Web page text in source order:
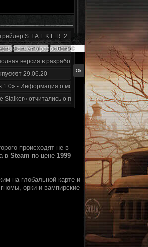
S.T.A.L.K.E.R. 2
отчет о разработке!
версия в разработке!
от 29.06.20
1.0» - Информация о моде за июнь 2020
Stalker» отчитались о проделанной работе
происходят не в
в Steam по цене 1999
на глобальной карте и
орки и вампирские